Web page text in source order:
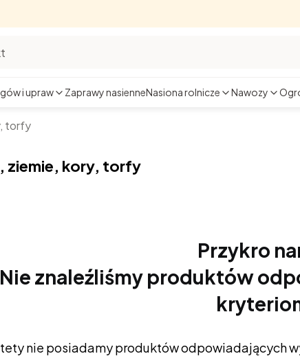
i upraw Zaprawy nasienneNasiona rolnicze Nawozy
torfy
ziemie, kory, torfy
Przykro
Nie znaleźliśmy produktów
nie posiadamy produktów odpowiadających